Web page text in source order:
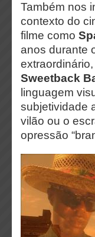
Também nos
contexto do
filme como
anos durante
Sweetback
linguagem
subjetividade
vilão ou o
opressão